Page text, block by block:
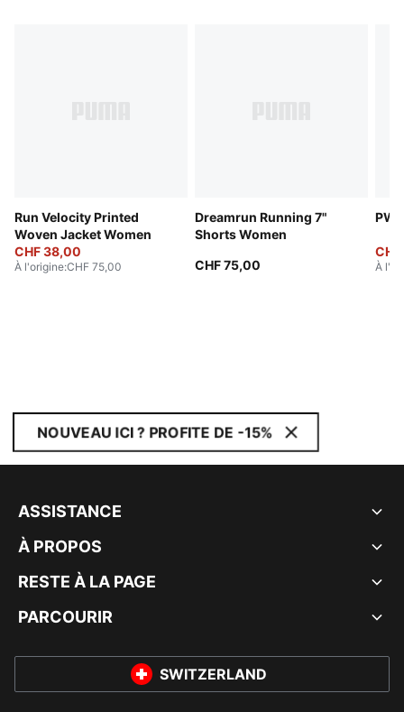
Run Velocity Printed
Woven Jacket Women
CHF 38,00
À l'origine:CHF 75,00
Dreamrun Running 7"
Shorts Women
CHF 75,00
À
NOUVEAU ICI ? PROFITE DE -15%
ASSISTANCE
À PROPOS
RESTE À LA PAGE
PARCOURIR
SWITZERLAND